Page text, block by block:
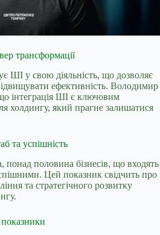
трансформації
ШІ у свою діяльність, що дозволяє
ефективність. Володимир
інтеграція ШІ є ключовим
холдингу, який прагне залишатися
та успішність
понад половина бізнесів, що входять
Цей показник свідчить про
та стратегічного розвитку
показники